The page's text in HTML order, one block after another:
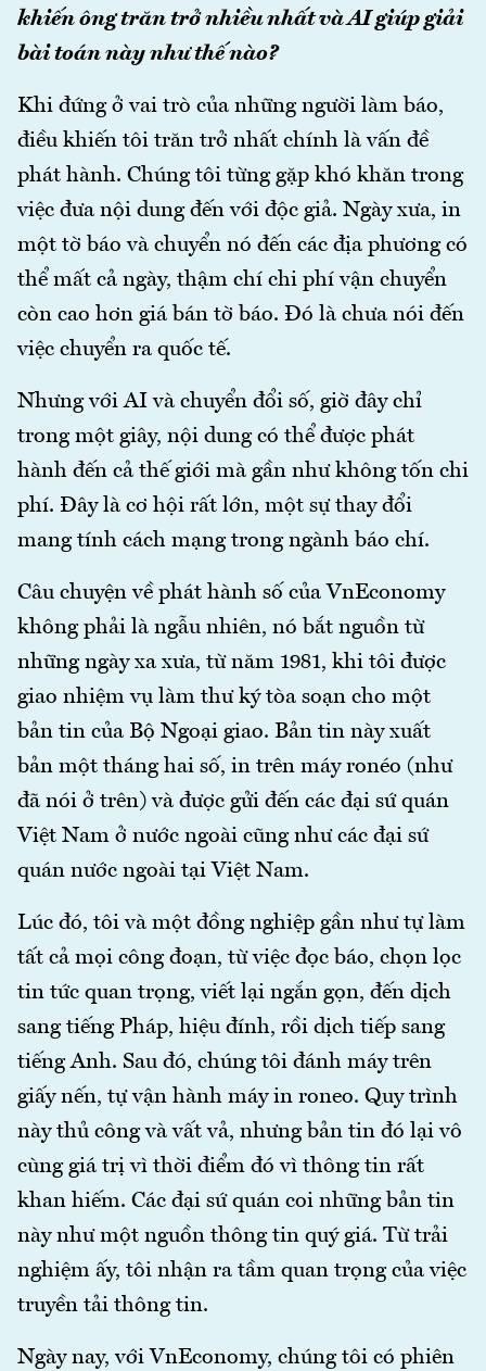
khiến ông trăn trở nhiều nhất và AI giúp giải
bài toán này như thế nào?
Khi đứng ở vai trò của những người làm báo,
điều khiến tôi trăn trở nhất chính là vấn đề
phát hành. Chúng tôi từng gặp khó khăn trong
việc đưa nội dung đến với độc giả. Ngày xưa, in
một tờ báo và chuyển nó đến các địa phương có
thể mất cả ngày, thậm chí chi phí vận chuyển
còn cao hơn giá bán tờ báo. Đó là chưa nói đến
việc chuyển ra quốc tế.
Nhưng với AI và chuyển đổi số, giờ đây chỉ
trong một giây, nội dung có thể được phát
hành đến cả thế giới mà gần như không tốn chi
phí. Đây là cơ hội rất lớn, một sự thay đổi
mang tính cách mạng trong ngành báo chí.
Câu chuyện về phát hành số của VnEconomy
không phải là ngẫu nhiên, nó bắt nguồn từ
những ngày xa xưa, từ năm 1981, khi tôi được
giao nhiệm vụ làm thư ký tòa soạn cho một
bản tin của Bộ Ngoại giao. Bản tin này xuất
bản một tháng hai số, in trên máy ronéo (như
đã nói ở trên) và được gửi đến các đại sứ quán
Việt Nam ở nước ngoài cũng như các đại sứ
quán nước ngoài tại Việt Nam.
Lúc đó, tôi và một đồng nghiệp gần như tự làm
tất cả mọi công đoạn, từ việc đọc báo, chọn lọc
tin tức quan trọng, viết lại ngắn gọn, đến dịch
sang tiếng Pháp, hiệu đính, rồi dịch tiếp sang
tiếng Anh. Sau đó, chúng tôi đánh máy trên
giấy nến, tự vận hành máy in roneo. Quy trình
này thủ công và vất vả, nhưng bản tin đó lại vô
cùng giá trị vì thời điểm đó vì thông tin rất
khan hiếm. Các đại sứ quán coi những bản tin
này như một nguồn thông tin quý giá. Từ trải
nghiệm ấy, tôi nhận ra tầm quan trọng của việc
truyền tải thông tin.
Ngày nay, với VnEconomy, chúng tôi có phiên